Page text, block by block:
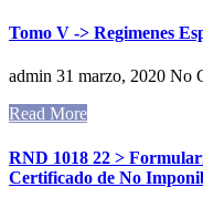
Tomo V -> Regimenes
admin 31 marzo, 2020 No
Read More
RND 1018 22 >
Certificado de No